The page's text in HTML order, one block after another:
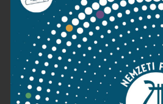
Impresszum